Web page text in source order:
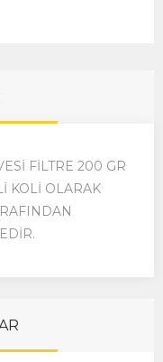
FİLTRE 200 GR
KOLİ OLARAK